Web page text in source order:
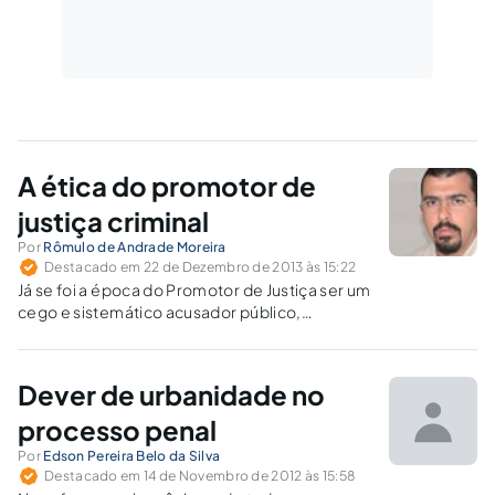
A ética do promotor de
justiça criminal
Por Rômulo de Andrade Moreira
Destacado em 22 de Dezembro de 2013 às 15:22
Já se foi a época do Promotor de Justiça ser um
cego e sistemático acusador público,
que representava a sociedade e tentava a
importando que tivessem sido dadas ao réu as
condições plenas de provar a sua inocência.
Dever de urbanidade no
processo penal
Por Edson Pereira Belo da Silva
Destacado em 14 de Novembro de 2012 às 15:58